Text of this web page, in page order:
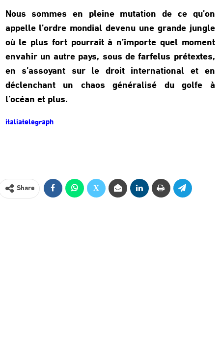
Nous sommes en pleine mutation de ce qu’on
appelle l’ordre mondial devenu une grande jungle
où le plus fort pourrait à n’importe quel moment
envahir un autre pays, sous de farfelus prétextes,
en s’assoyant sur le droit international et en
déclenchant un chaos généralisé du golfe à
l’océan et plus.
italiatelegraph
Share